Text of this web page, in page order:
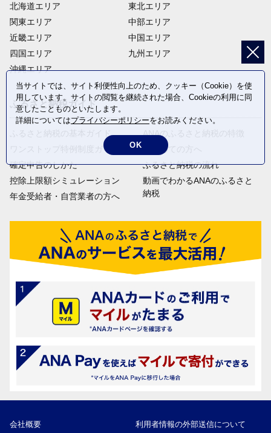
北海道エリア
関東エリア
近畿エリア
四国エリア
沖縄エリア
東北エリア
中部エリア
中国エリア
九州エリア
ふるさと納税ガイド
ふるさと納税の基本ガイド
ワンストップ特例制度ガイド
確定申告のしかた
控除上限額シミュレーション
年金受給者・自営業者の方へ
ANAのふるさと納税の特徴
はじめての方へ
ふるさと納税の流れ
動画でわかるANAのふるさと
納税
会社概要 利用者情報の外部送信について
当サイトでは、サイト利便性向上のため、クッキー（Cookie）を使
用しています。サイトの閲覧を継続された場合、Cookieの利用に同
意したことものといたします。
詳細についてはプライバシーポリシーをお読みください。
OK